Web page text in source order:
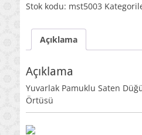
Stok kodu: mst5003
Açıklama
Açıklama
Yuvarlak Pamuklu Saten
Örtüsü